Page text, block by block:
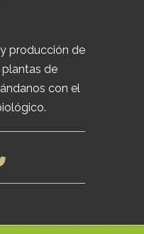
producción de
de
con el